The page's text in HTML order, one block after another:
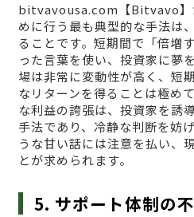
bitvavousa.com【Bitvavo】
めに行う最も典型的な手法は
ることです。短期間で「倍増
った言葉を使い、投資家に夢
場は非常に変動性が高く、短
なリターンを得ることは極め
な利益の誇張は、投資家を誘
手法であり、冷静な判断を妨
うな甘い話には注意を払い、
とが求められます。
5. サポート体制の